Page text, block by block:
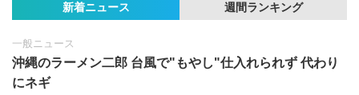
新着ニュース 週間ランキング
一般ニュース
沖縄のラーメン二郎 台風で"もやし"仕入れられず 代わり
にネギ